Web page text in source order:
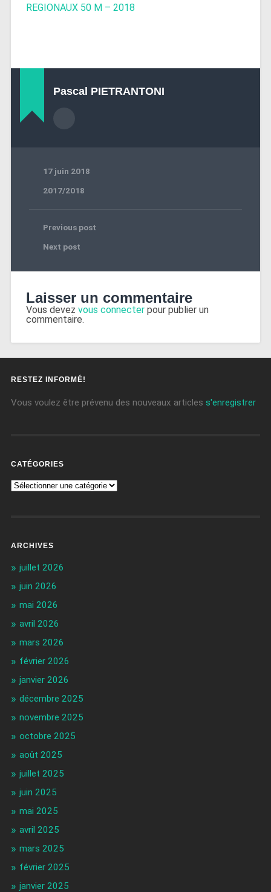
REGIONAUX 50 M – 2018
Pascal PIETRANTONI
17 juin 2018
2017/2018
Previous post
Next post
Laisser un commentaire
Vous devez vous connecterpour publier un
commentaire.
RESTEZ INFORMÉ!
Vous voulez être prévenu des nouveaux articles s'enregistrer
CATÉGORIES
ARCHIVES
juillet 2026
juin 2026
mai 2026
avril 2026
mars 2026
février 2026
janvier 2026
décembre 2025
novembre 2025
octobre 2025
août 2025
juillet 2025
juin 2025
mai 2025
avril 2025
mars 2025
février 2025
janvier 2025